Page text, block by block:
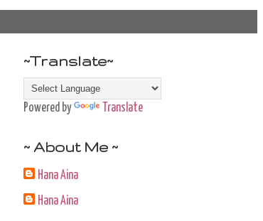
~Translate~
Powered by Translate
~ About Me ~
Hana Aina
Hana Aina